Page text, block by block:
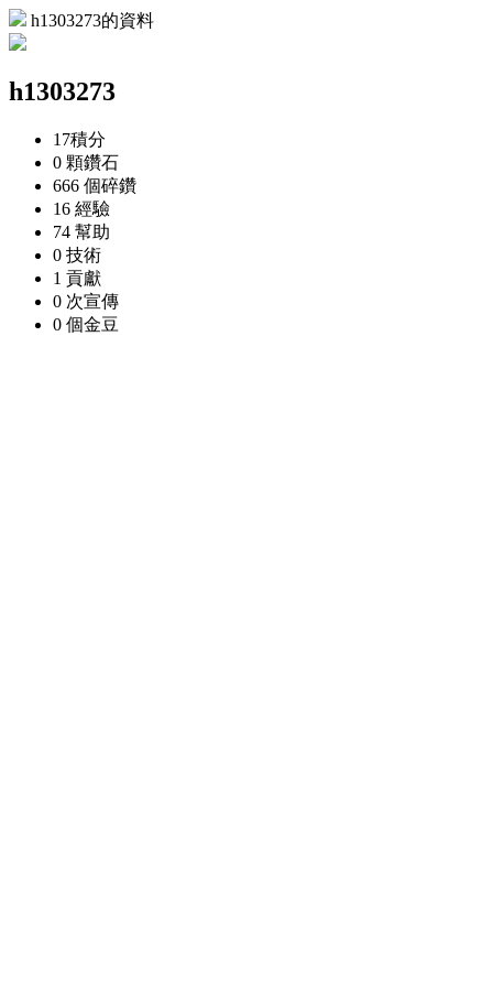
h1303273的資料
h1303273
17積分
0 顆鑽石
666 個碎鑽
16 經驗
74 幫助
0 技術
1 貢獻
0 次宣傳
0 個金豆